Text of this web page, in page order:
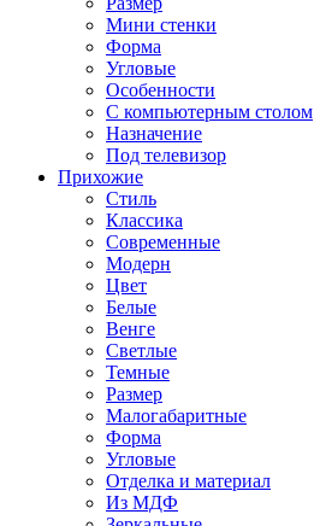
Мини стенки
Форма
Угловые
Особенности
С компьютерным столом
Назначение
Под телевизор
Прихожие
Стиль
Классика
Современные
Модерн
Цвет
Белые
Венге
Светлые
Темные
Размер
Малогабаритные
Форма
Угловые
Отделка и материал
Из МДФ